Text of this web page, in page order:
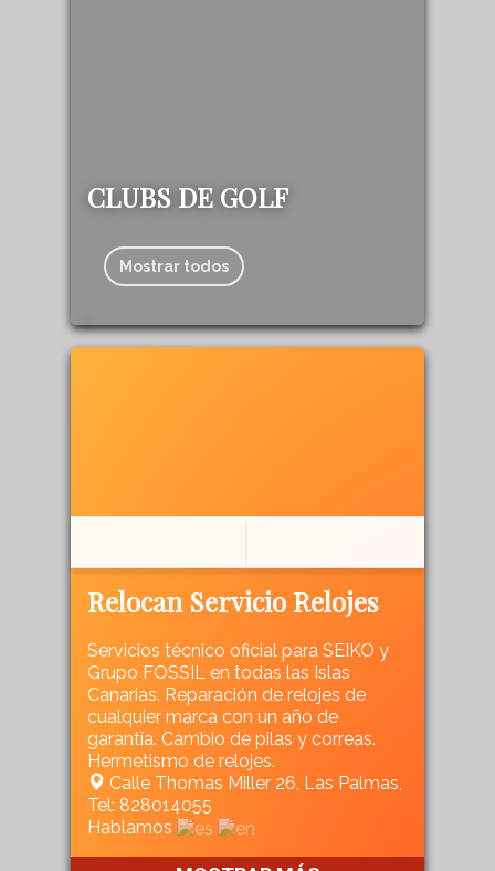
CLUBS DE GOLF
Mostrar todos
Relocan Servicio Relojes
Servicios técnico oficial para SEIKO y
Grupo FOSSIL en todas las Islas
Canarias. Reparación de relojes de
cualquier marca con un año de
garantía. Cambio de pilas y correas.
Hermetismo de relojes.
Calle Thomas Miller 26, Las Palmas,
Tel: 828014055
Hablamos